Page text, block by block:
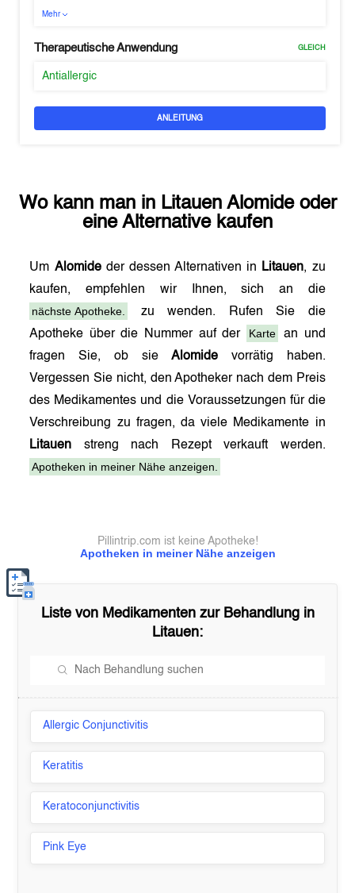
Mehr
Therapeutische Anwendung GLEICH
Antiallergic
ANLEITUNG
Wo kann man in Litauen Alomideoder
eine Alternative kaufen
Um Alomideder dessen Alternativen in Litauen, zu
kaufen, empfehlen wir Ihnen, sich an die
nächste Apotheke.
zu wenden. Rufen Sie die
Apotheke über die Nummer auf der
Karte
an und
fragen Sie, ob sieAlomide vorrätig haben.
Vergessen Sie nicht, den Apotheker nach dem Preis
des Medikamentes und die Voraussetzungen für die
Verschreibung zu fragen, da viele Medikamente in
Litauen streng nach Rezept verkauft werden.
Apotheken in meiner Nähe anzeigen.
Apotheken in meiner Nähe anzeigen
Pillintrip.com ist keine Apotheke!
Liste von Medikamenten zur Behandlung in
Litauen:
Allergic Conjunctivitis
Keratitis
Keratoconjunctivitis
Pink Eye